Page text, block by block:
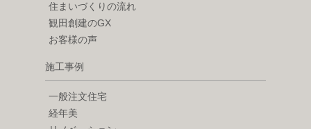
住まいづくりの流れ
観田創建のGX
お客様の声
施工事例
一般注文住宅
経年美